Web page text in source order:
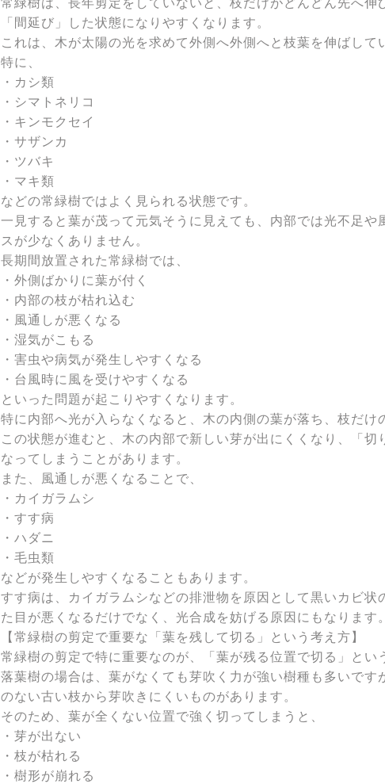
常緑樹は、長年剪定をしていないと、枝だけがどんどん先へ伸
「間延び」した状態になりやすくなります。
これは、木が太陽の光を求めて外側へ外側へと枝葉を伸ばして
特に、
・カシ類
・シマトネリコ
・キンモクセイ
・サザンカ
・ツバキ
・マキ類
などの常緑樹ではよく見られる状態です。
一見すると葉が茂って元気そうに見えても、内部では光不足や
スが少なくありません。
長期間放置された常緑樹では、
・外側ばかりに葉が付く
・内部の枝が枯れ込む
・風通しが悪くなる
・湿気がこもる
・害虫や病気が発生しやすくなる
・台風時に風を受けやすくなる
といった問題が起こりやすくなります。
特に内部へ光が入らなくなると、木の内側の葉が落ち、枝だけ
この状態が進むと、木の内部で新しい芽が出にくくなり、「切
なってしまうことがあります。
また、風通しが悪くなることで、
・カイガラムシ
・すす病
・ハダニ
・毛虫類
などが発生しやすくなることもあります。
すす病は、カイガラムシなどの排泄物を原因として黒いカビ状
た目が悪くなるだけでなく、光合成を妨げる原因にもなります。
【常緑樹の剪定で重要な「葉を残して切る」という考え方】
常緑樹の剪定で特に重要なのが、「葉が残る位置で切る」とい
落葉樹の場合は、葉がなくても芽吹く力が強い樹種も多いです
のない古い枝から芽吹きにくいものがあります。
そのため、葉が全くない位置で強く切ってしまうと、
・芽が出ない
・枝が枯れる
・樹形が崩れる